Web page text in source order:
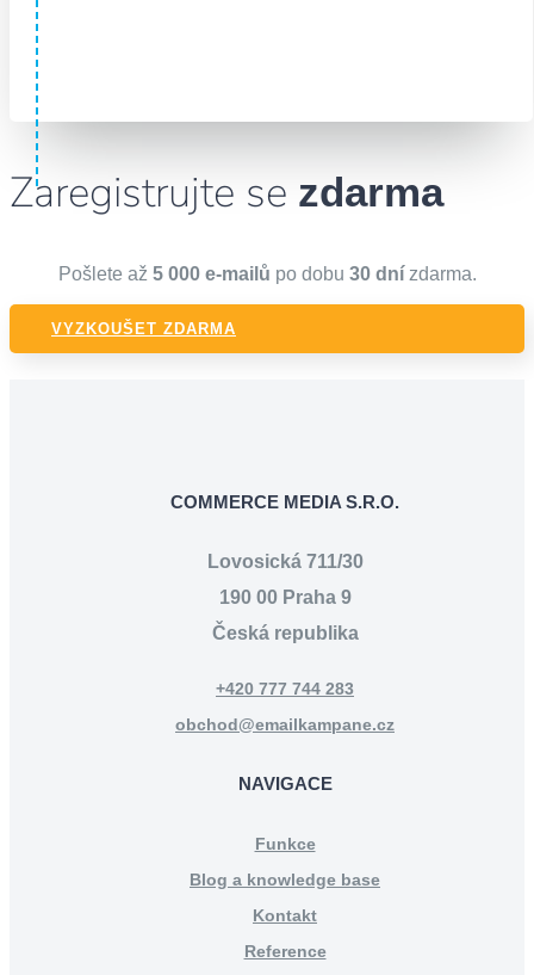
Zaregistrujte se zdarma
Pošlete až 5 000 e-mailů po dobu 30 dnízdarma.
VYZKOUŠET ZDARMA
COMMERCE MEDIA S.R.O.
Lovosická 711/30
190 00 Praha 9
Česká republika
+420 777 744 283
obchod@emailkampane.cz
NAVIGACE
Funkce
Blog a knowledge base
Kontakt
Reference